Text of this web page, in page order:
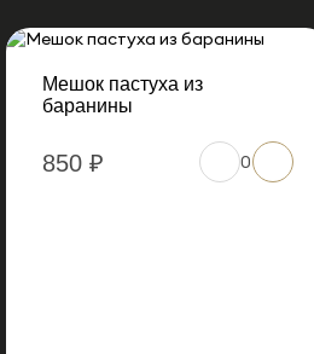
Мешок пастуха из
баранины
850 ₽ 0